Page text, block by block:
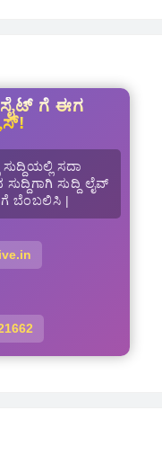
ಸೈಟ್ ಗೆ ಈಗ
ಸದಾ
ಸುದ್ದಿ ಲೈವ್
ಬೆಂಬಲಿಸಿ |